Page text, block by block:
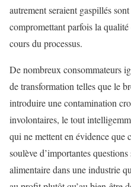
autrement seraient gaspillés
compromettant parfois la
cours du processus.
De nombreux consommateurs
de transformation telles que le
introduire une contamination
involontaires, le tout
qui ne mettent en évidence que
soulève d’importantes
alimentaire dans une industrie